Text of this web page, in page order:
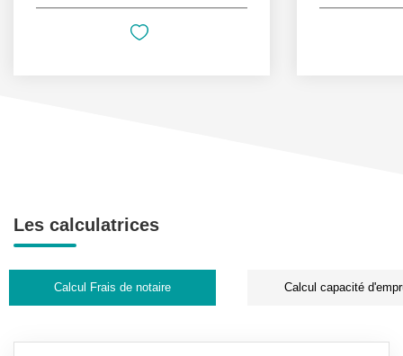
Les calculatrices
Calcul Frais de notaire Calcul capacité